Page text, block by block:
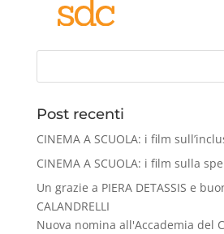
Post recenti
CINEMA A SCUOLA: i film
CINEMA A SCUOLA: i film sulla
Un grazie a PIERA DETASSIS e
CALANDRELLI
Nuova nomina all'Accademia del